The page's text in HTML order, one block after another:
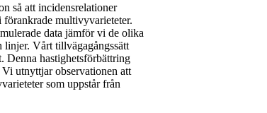
så att incidensrelationer
multivyvarieteter.
data jämför vi de olika
Vårt tillvägagångssätt
Denna hastighetsförbättring
utnyttjar observationen att
som uppstår från